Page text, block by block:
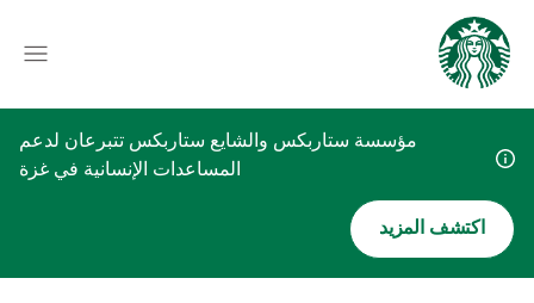
مؤسسة ستاربكس والشايع ستاربكس تتبرعان لدعم
المساعدات الإنسانية في غزة
اكتشف المزيد